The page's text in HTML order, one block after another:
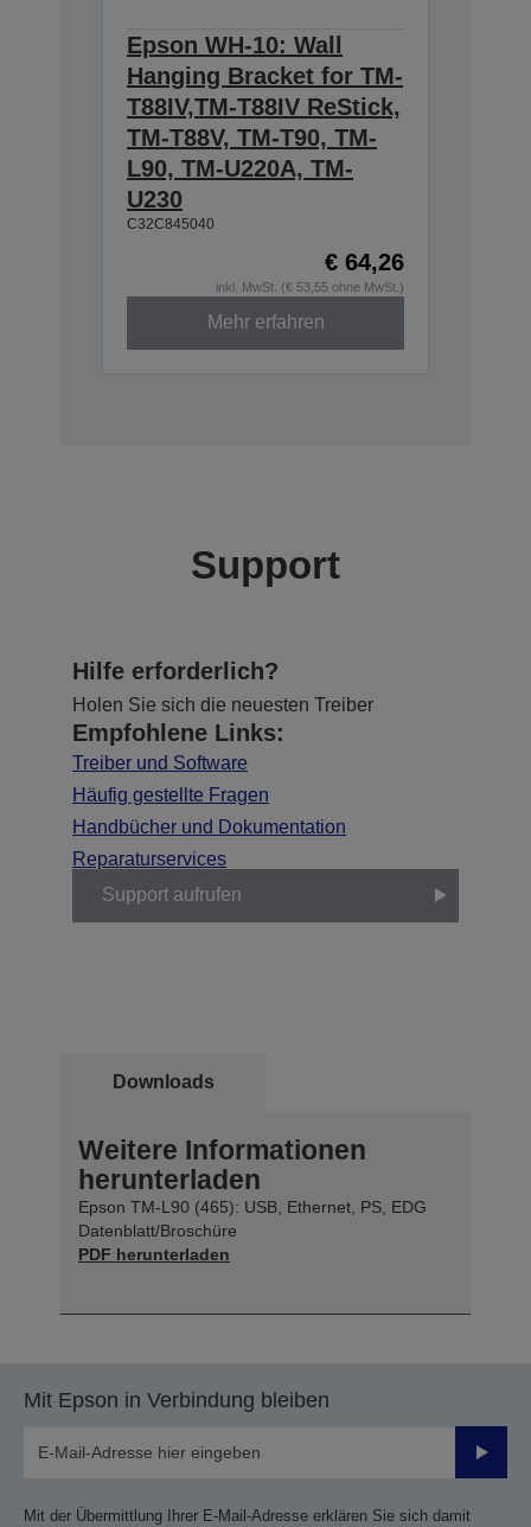
Epson WH-10: Wall
Hanging Bracket for TM-
T88IV,TM-T88IV ReStick,
TM-T88V, TM-T90, TM-
L90, TM-U220A, TM-
U230
C32C845040
€ 64,26
inkl. MwSt. (€ 53,55 ohne MwSt.)
Mehr erfahren
Support
Hilfe erforderlich?
Holen Sie sich die neuesten Treiber
Empfohlene Links:
Treiber und Software
Häufig gestellte Fragen
Handbücher und Dokumentation
Reparaturservices
Support aufrufen
Downloads
Weitere Informationen
herunterladen
Epson TM-L90 (465): USB, Ethernet, PS, EDG
Datenblatt/Broschüre
PDF herunterladen
Mit Epson in Verbindung bleiben
Mit der Übermittlung Ihrer E-Mail-Adresse erklären Sie sich damit